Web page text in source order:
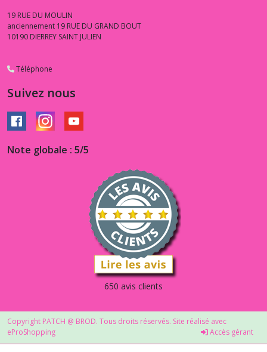
19 RUE DU MOULIN
anciennement 19 RUE DU GRAND BOUT
10190 DIERREY SAINT JULIEN
Téléphone
Suivez nous
Note globale : 5/5
650 avis clients
Copyright PATCH @ BROD. Tous droits réservés. Site réalisé avec
eProShopping
Accès gérant